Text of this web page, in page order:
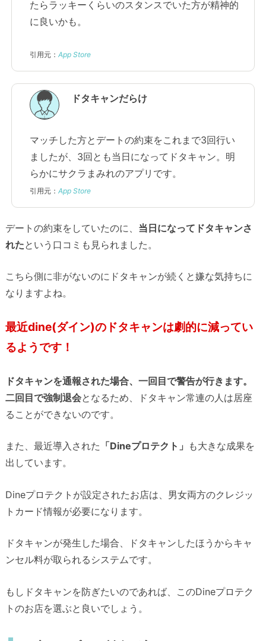
たらラッキーくらいのスタンスでいた方が精神的
に良いかも。
引用元： App Store
ドタキャンだらけ
マッチした方とデートの約束をこれまで3回行い
ましたが、3回とも当日になってドタキャン。明
らかにサクラまみれのアプリです。
引用元： App Store
デートの約束をしていたのに、 当日になってドタキャンさ
れたという口コミも見られました。
こちら側に非がないのにドタキャンが続くと嫌な気持ちに
なりますよね。
最近dine(ダイン)のドタキャンは劇的に減ってい
るようです！
ドタキャンを通報された場合、一回目で警告が行きます。
二回目で強制退会となるため、ドタキャン常連の人は居座
ることができないのです。
また、最近導入された 「Dineプロテクト」 も大きな成果を
出しています。
Dineプロテクトが設定されたお店は、男女両方のクレジッ
トカード情報が必要になります。
ドタキャンが発生した場合、ドタキャンしたほうからキャ
ンセル料が取られるシステムです。
もしドタキャンを防ぎたいのであれば、このDineプロテク
トのお店を選ぶと良いでしょう。